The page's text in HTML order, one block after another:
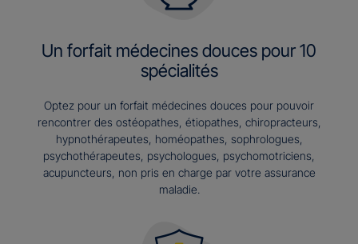
Un forfait médecines douces pour 10
spécialités
Optez pour un forfait médecines douces pour pouvoir
rencontrer des ostéopathes, étiopathes, chiropracteurs,
hypnothérapeutes, homéopathes, sophrologues,
psychothérapeutes, psychologues, psychomotriciens,
acupuncteurs, non pris en charge par votre assurance
maladie.